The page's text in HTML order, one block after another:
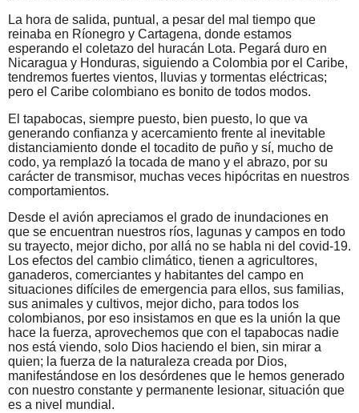
La hora de salida, puntual, a pesar del mal tiempo que
reinaba en Ríonegro y Cartagena, donde estamos
esperando el coletazo del huracán Lota. Pegará duro en
Nicaragua y Honduras, siguiendo a Colombia por el Caribe,
tendremos fuertes vientos, lluvias y tormentas eléctricas;
pero el Caribe colombiano es bonito de todos modos.
El tapabocas, siempre puesto, bien puesto, lo que va
generando confianza y acercamiento frente al inevitable
distanciamiento donde el tocadito de puño y sí, mucho de
codo, ya remplazó la tocada de mano y el abrazo, por su
carácter de transmisor, muchas veces hipócritas en nuestros
comportamientos.
Desde el avión apreciamos el grado de inundaciones en
que se encuentran nuestros ríos, lagunas y campos en todo
su trayecto, mejor dicho, por allá no se habla ni del covid-19.
Los efectos del cambio climático, tienen a agricultores,
ganaderos, comerciantes y habitantes del campo en
situaciones difíciles de emergencia para ellos, sus familias,
sus animales y cultivos, mejor dicho, para todos los
colombianos, por eso insistamos en que es la unión la que
hace la fuerza, aprovechemos que con el tapabocas nadie
nos está viendo, solo Dios haciendo el bien, sin mirar a
quien; la fuerza de la naturaleza creada por Dios,
manifestándose en los desórdenes que le hemos generado
con nuestro constante y permanente lesionar, situación que
es a nivel mundial.